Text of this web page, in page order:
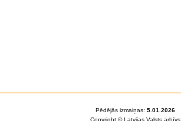
Pēdējās izmaiņas: 5.01.2026
Copyright © Latvijas Valsts arhīvs